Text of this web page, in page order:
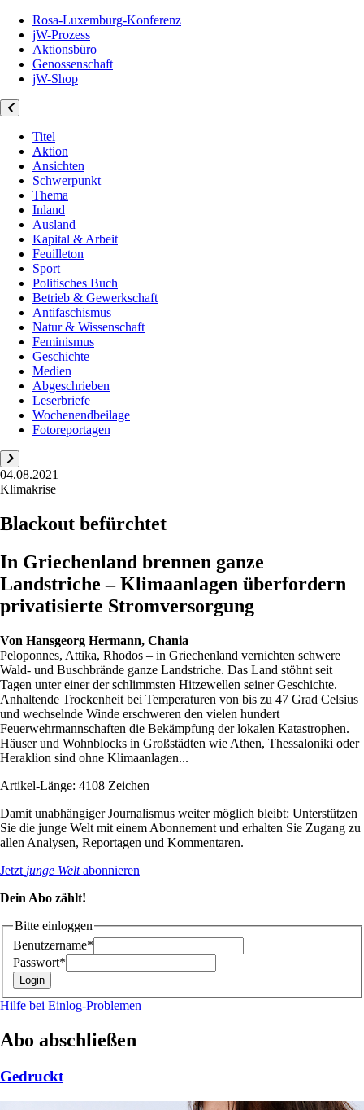
Rosa-Luxemburg-Konferenz
jW-Prozess
Aktionsbüro
Genossenschaft
jW-Shop
Titel
Aktion
Ansichten
Schwerpunkt
Thema
Inland
Ausland
Kapital & Arbeit
Feuilleton
Sport
Politisches Buch
Betrieb & Gewerkschaft
Antifaschismus
Natur & Wissenschaft
Feminismus
Geschichte
Medien
Abgeschrieben
Leserbriefe
Wochenendbeilage
Fotoreportagen
04.08.2021
Klimakrise
Blackout befürchtet
In Griechenland brennen ganze
Landstriche – Klimaanlagen überfordern
privatisierte Stromversorgung
Von Hansgeorg Hermann, Chania
Peloponnes, Attika, Rhodos – in Griechenland vernichten schwere
Wald- und Buschbrände ganze Landstriche. Das Land stöhnt seit
Tagen unter einer der schlimmsten Hitzewellen seiner Geschichte.
Anhaltende Trockenheit bei Temperaturen von bis zu 47 Grad Celsius
und wechselnde Winde erschweren den vielen hundert
Feuerwehrmannschaften die Bekämpfung der lokalen Katastrophen.
Häuser und Wohnblocks in Großstädten wie Athen, Thessaloniki oder
Heraklion sind ohne Klimaanlagen...
Artikel-Länge: 4108 Zeichen
Damit unabhängiger Journalismus weiter möglich bleibt: Unterstützen
Sie die junge Welt mit einem Abonnement und erhalten Sie Zugang zu
allen Analysen, Reportagen und Kommentaren.
Jetzt junge Weltabonnieren
Dein Abo zählt!
Bitte einloggen
Benutzername*
Passwort*
Hilfe bei Einlog-Problemen
Abo abschließen
Gedruckt